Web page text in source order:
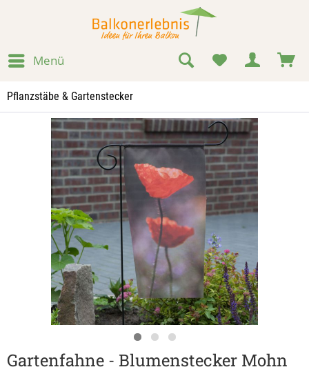
Menü
Pflanzstäbe & Gartenstecker
Gartenfahne - Blumenstecker Mohn